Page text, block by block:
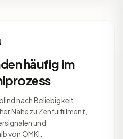
häufig im
nach Beliebigkeit,
Nähe zu Zenfulfillment,
und
von OMKI.